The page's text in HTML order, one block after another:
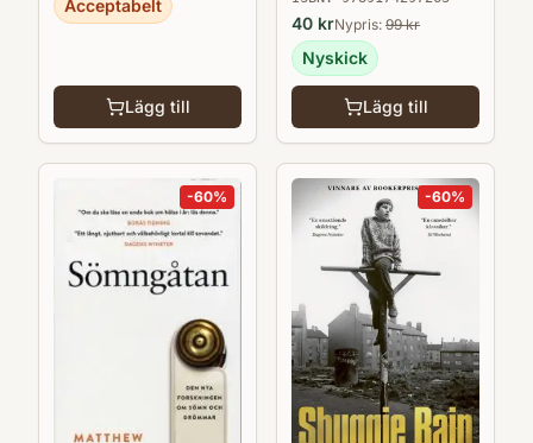
vuxenutbildning. Den kan med fördel
kompletteras med boken Muntlig interaktion
i akademiska sammanhang.
Acceptabelt
Lägg till
40 krNypris: 99kr
Nyskick
Lägg till
-60% -60%